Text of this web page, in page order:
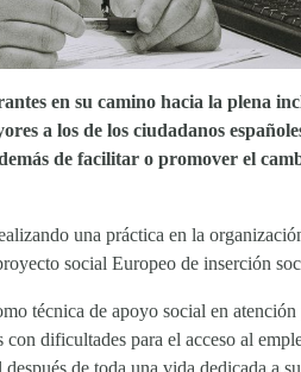
en su camino hacia la plena
a los de los ciudadanos
de facilitar o promover el
una práctica en la
social Europeo de inserción
técnica de apoyo social en
dificultades para el acceso al
de toda una vida dedicada a